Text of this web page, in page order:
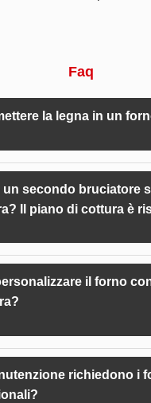
Faq
la legna in un
un secondo bruciatore
Il piano di cottura è
il forno
richiedono i